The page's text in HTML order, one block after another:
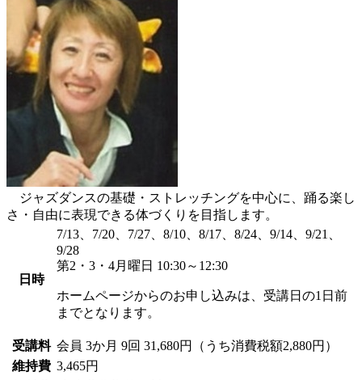
ジャズダンスの基礎・ストレッチングを中心に、踊る楽し
さ・自由に表現できる体づくりを目指します。
日時
7/13、7/20、7/27、8/10、8/17、8/24、9/14、9/21、
9/28
第2・3・4月曜日 10:30～12:30
ホームページからのお申し込みは、受講日の1日前
までとなります。
受講料 会員 3か月 9回 31,680円（うち消費税額2,880円）
維持費 3,465円